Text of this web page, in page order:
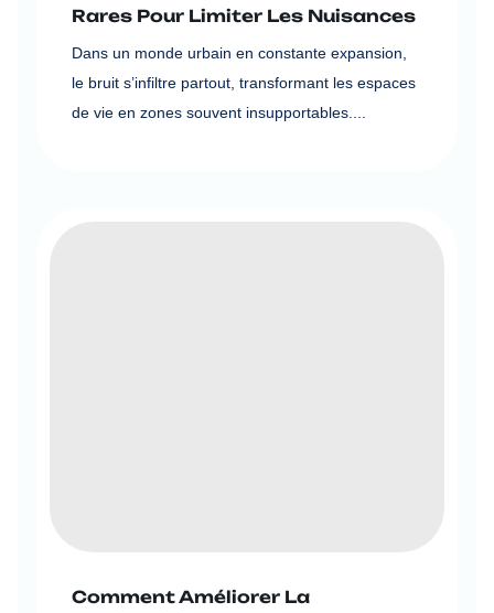
Rares Pour Limiter Les Nuisances
Dans un monde urbain en constante expansion,
le bruit s’infiltre partout, transformant les espaces
de vie en zones souvent insupportables....
Comment Améliorer La